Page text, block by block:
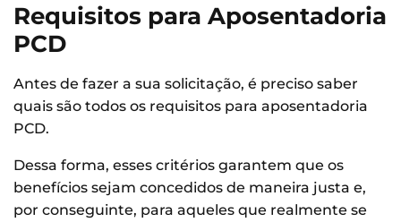
Requisitos para Aposentadoria
PCD
Antes de fazer a sua solicitação, é preciso saber
quais são todos os requisitos para aposentadoria
PCD.
Dessa forma, esses critérios garantem que os
benefícios sejam concedidos de maneira justa e,
por conseguinte, para aqueles que realmente se